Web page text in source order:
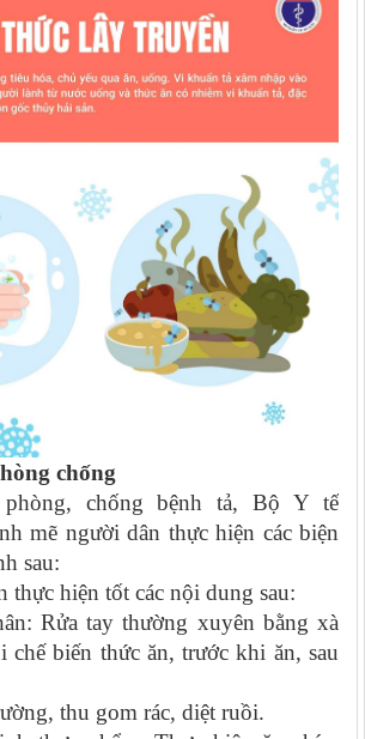
chống
chống bệnh tả,Bộ Y tế
mẽ người dân thực hiện các biện
sau:
thực hiện tốt các nội dung sau:
Rửa tay thường xuyên bằng xà
chế biến thức ăn, trước khi ăn, sau
thu gom rác, diệt ruồi.